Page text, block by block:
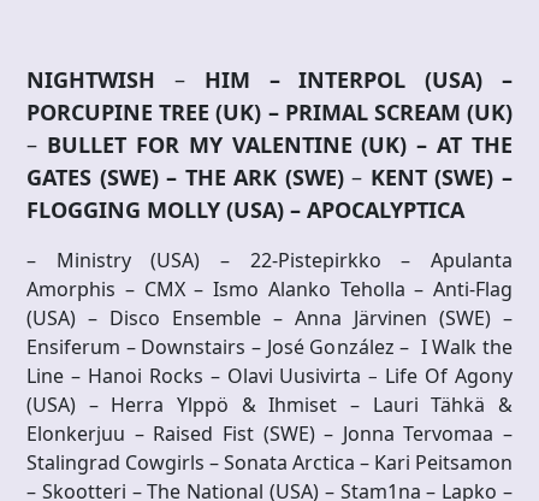
NIGHTWISH – HIM – INTERPOL (USA) –
PORCUPINE TREE (UK) – PRIMAL SCREAM (UK)
– BULLET FOR MY VALENTINE (UK) – AT THE
GATES (SWE) – THE ARK (SWE)– KENT (SWE) –
FLOGGING MOLLY (USA) – APOCALYPTICA
– Ministry (USA) – 22-Pistepirkko – Apulanta
Amorphis – CMX – Ismo Alanko Teholla – Anti-Flag
(USA) – Disco Ensemble – Anna Järvinen (SWE) –
Ensiferum – Downstairs – José González – I Walk the
Line – Hanoi Rocks – Olavi Uusivirta – Life Of Agony
(USA) – Herra Ylppö & Ihmiset – Lauri Tähkä &
Elonkerjuu – Raised Fist (SWE) – Jonna Tervomaa –
Stalingrad Cowgirls – Sonata Arctica – Kari Peitsamon
– Skootteri – The National (USA) – Stam1na – Lapko –